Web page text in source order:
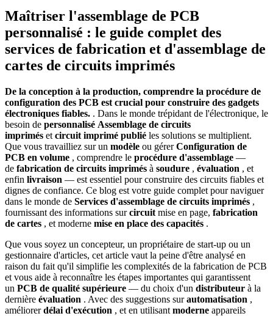
Maîtriser l'assemblage de PCB
personnalisé : le guide complet des
services de fabrication et d'assemblage de
cartes de circuits imprimés
De la conception à la production, comprendre la procédure de
configuration des PCB est crucial pour construire des gadgets
électroniques fiables. . Dans le monde trépidant de l'électronique, le
besoin de personnalisé Assemblage de circuits
imprimés et circuit imprimé publié les solutions se multiplient.
Que vous travailliez sur un modèle ou gérerConfiguration de
PCB en volume , comprendre le procédure d'assemblage —
de fabrication de circuits imprimés à soudure , évaluation , et
enfin livraison — est essentiel pour construire des circuits fiables et
dignes de confiance. Ce blog est votre guide complet pour naviguer
dans le monde de Services d'assemblage de circuits imprimés ,
fournissant des informations surcircuit mise en page, fabrication
de cartes , et moderne mise en place des capacités .
Que vous soyez un concepteur, un propriétaire de start-up ou un
gestionnaire d'articles, cet article vaut la peine d'être analysé en
raison du fait qu'il simplifie les complexités de la fabrication de PCB
et vous aide à reconnaître les étapes importantes qui garantissent
un PCB de qualité supérieure — du choix d'un distributeur à la
dernière évaluation . Avec des suggestions surautomatisation ,
améliorerdélai d'exécution , et en utilisant moderne appareils